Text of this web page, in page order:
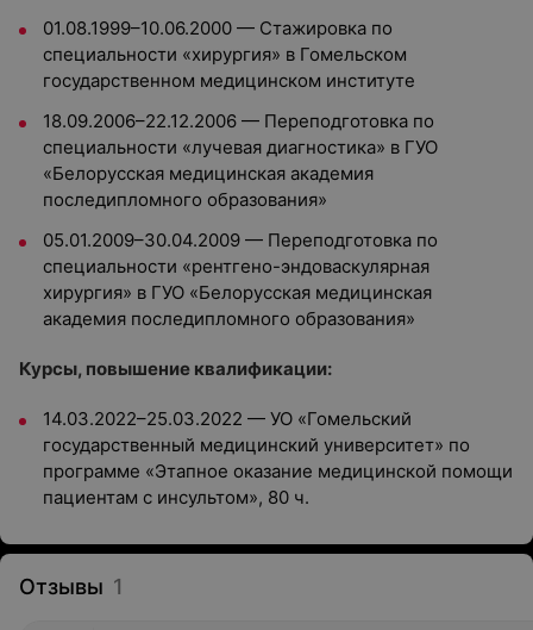
01.08.1999–10.06.2000 — Стажировка по
специальности «хирургия» в Гомельском
государственном медицинском институте
18.09.2006–22.12.2006 — Переподготовка по
специальности «лучевая диагностика» в ГУО
«Белорусская медицинская академия
последипломного образования»
05.01.2009–30.04.2009 — Переподготовка по
специальности «рентгено-эндоваскулярная
хирургия» в ГУО «Белорусская медицинская
академия последипломного образования»
Курсы, повышение квалификации:
14.03.2022–25.03.2022 — УО «Гомельский
государственный медицинский университет» по
программе «Этапное оказание медицинской помощи
пациентам с инсультом», 80 ч.
Отзывы 1